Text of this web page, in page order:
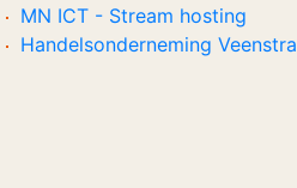
MN ICT - Stream hosting
Handelsonderneming Veenstra